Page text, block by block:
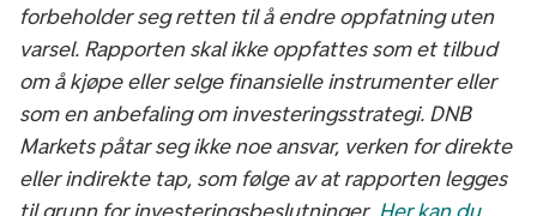
forbeholder seg retten til å endre oppfatning uten
varsel. Rapporten skal ikke oppfattes som et tilbud
om å kjøpe eller selge finansielle instrumenter eller
som en anbefaling om investeringsstrategi. DNB
Markets påtar seg ikke noe ansvar, verken for direkte
eller indirekte tap, som følge av at rapporten legges